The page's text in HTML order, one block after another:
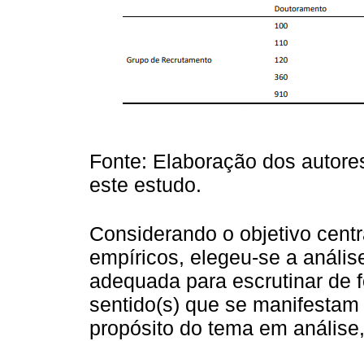
Fonte: Elaboração dos
este estudo.
Considerando o objetivo
empíricos, elegeu-se a
adequada para escrutinar de
sentido(s) que se
propósito do tema em